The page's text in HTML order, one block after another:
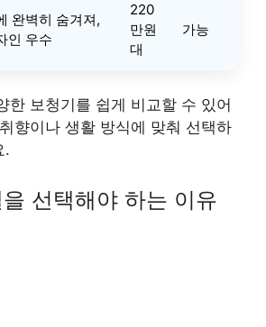
완벽히 숨겨져,
인 우수
220
만원
대
가능
한 보청기를 쉽게 비교할 수 있어
향이나 생활 방식에 맞춰 선택하
.
선택해야 하는 이유